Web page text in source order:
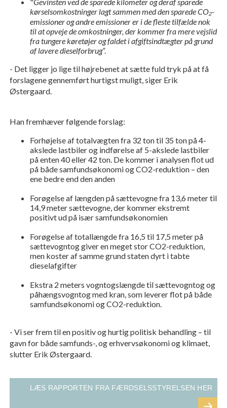
kørselsomkostninger lagt sammen med den sparede CO₂-
emissioner og andre emissioner er i de fleste tilfælde nok
til at opveje de omkostninger, der kommer fra mere vejslid
fra tungere køretøjer og faldet i afgiftsindtægter på grund
af lavere dieselforbrug”.
- Det ligger jo lige til højrebenet at sætte fuld tryk på at få
forslagene gennemført hurtigst muligt, siger Erik
Østergaard.
Han fremhæver følgende forslag:
Forhøjelse af totalvægten fra 32 ton til 35 ton på 4-
akslede lastbiler og indførelse af 5-akslede lastbiler
på enten 40 eller 42 ton. De kommer i analysen flot ud
på både samfundsøkonomi og CO2-reduktion – den
ene bedre end den anden
Forøgelse af længden på sættevogne fra 13,6 meter til
14,9 meter sættevogne, der kommer ekstremt
positivt ud på især samfundsøkonomien
Forøgelse af totallængde fra 16,5 til 17,5 meter på
sættevogntog giver en meget stor CO2-reduktion,
men koster af samme grund staten dyrt i tabte
dieselafgifter
Ekstra 2 meters vogntogslængde til sættevogntog og
påhængsvogntog med kran, som leverer flot på både
samfundsøkonomi og CO2-reduktion.
- Vi ser frem til en positiv og hurtig politisk behandling – til
gavn for både samfunds-, og erhvervsøkonomi og klimaet,
slutter Erik Østergaard.
LÆS RAPPORTEN FRA FÆRDSELSSTYRELSEN HER